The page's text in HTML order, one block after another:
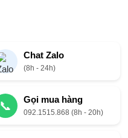
Chat Zalo
(8h - 24h)
📞 Gọi mua hàng
092.1515.868 (8h - 20h)